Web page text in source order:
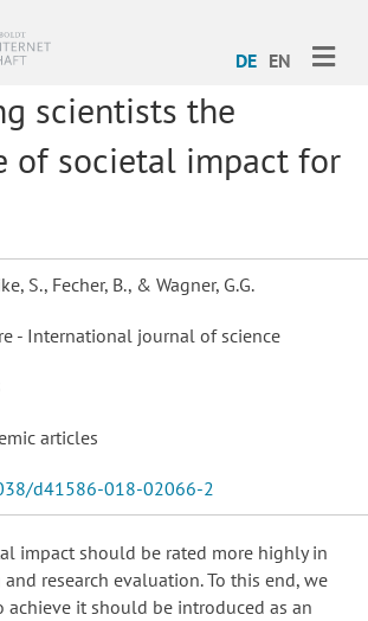
DE EN
scientists the
of societal impact for
S., Fecher, B., & Wagner, G.G.
- International journal of science
articles
d41586-018-02066-2
impact should be rated more highly in
research evaluation. To this end, we
achieve it should be introduced as an